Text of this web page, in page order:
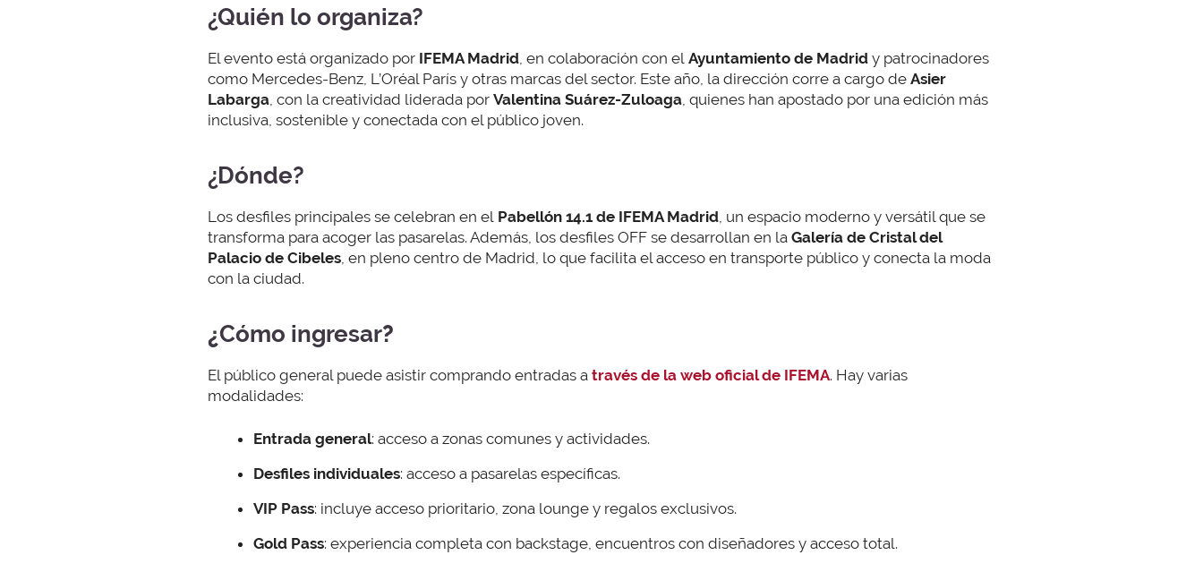
¿Quién lo organiza?
El evento está organizado por IFEMA Madrid , en colaboración con el Ayuntamiento de Madrid y patrocinadores
como Mercedes-Benz, L’Oréal París y otras marcas del sector. Este año, la dirección corre a cargo de Asier
Labarga , con la creatividad liderada por Valentina Suárez-Zuloaga , quienes han apostado por una edición más
inclusiva, sostenible y conectada con el público joven.
¿Dónde?
Los desfiles principales se celebran en el Pabellón 14.1 de IFEMA Madrid , un espacio moderno y versátil que se
transforma para acoger las pasarelas. Además, los desfiles OFF se desarrollan en la Galería de Cristal del
Palacio de Cibeles , en pleno centro de Madrid, lo que facilita el acceso en transporte público y conecta la moda
con la ciudad.
¿Cómo ingresar?
El público general puede asistir comprando entradas a través de la web oficial de IFEMA. Hay varias
modalidades:
Entrada general: acceso a zonas comunes y actividades.
Desfiles individuales: acceso a pasarelas específicas.
VIP Pass: incluye acceso prioritario, zona lounge y regalos exclusivos.
Gold Pass: experiencia completa con backstage, encuentros con diseñadores y acceso total.